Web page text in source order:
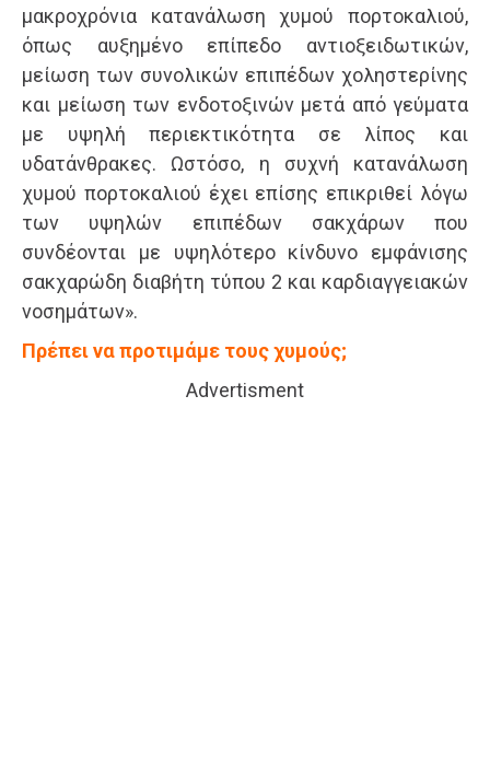
μακροχρόνια κατανάλωση χυμού πορτοκαλιού,
όπως αυξημένο επίπεδο αντιοξειδωτικών,
μείωση των συνολικών επιπέδων χοληστερίνης
και μείωση των ενδοτοξινών μετά από γεύματα
με υψηλή περιεκτικότητα σε λίπος και
υδατάνθρακες. Ωστόσο, η συχνή κατανάλωση
χυμού πορτοκαλιού έχει επίσης επικριθεί λόγω
των υψηλών επιπέδων σακχάρων που
συνδέονται με υψηλότερο κίνδυνο εμφάνισης
σακχαρώδη διαβήτη τύπου 2 και καρδιαγγειακών
νοσημάτων».
Πρέπει να προτιμάμε τους χυμούς;
Advertisment